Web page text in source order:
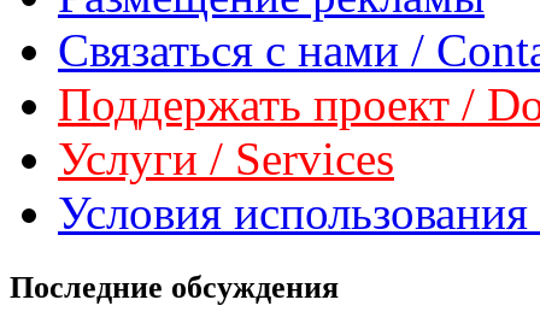
Связаться с нами /
Поддержать проект /
Услуги / Services
Условия
Последние обсуждения